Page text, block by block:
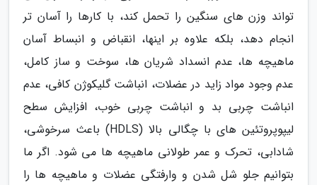
تواند وزن های سنگین را تحمل کند، با کارها را آسان تر
انجام دهد، بلکه علاوه بر اینها، انقباض و انبساط آسان
ماهیچه ها، عدم انسداد شریان ها، سوخت و ساز کامل،
عدم وجود مواد زاید در عضلات، انباشت گلیکوژن کافی، عدم
انباشت چربی بد و انباشت چربی خوب، افزایش سطح
لیپوپروتئین های با چگالی بالا (HDLS) باعث سرخوشی،
شادابی، تحرک و عمر طولانی ماهیچه ها می شود. اگر ما
بتوانیم جلو شل شدن و وارفتگی عضلات و ماهیچه ها را